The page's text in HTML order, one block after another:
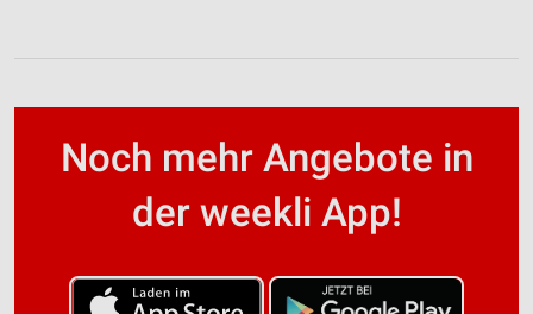
Noch mehr Angebote in
der weekli App!